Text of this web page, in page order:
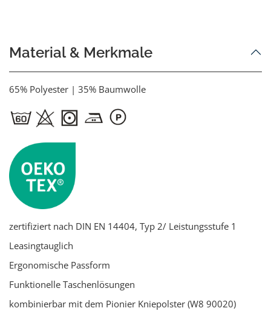
Material & Merkmale
65% Polyester | 35% Baumwolle
zertifiziert nach DIN EN 14404, Typ 2/ Leistungsstufe 1
Leasingtauglich
Ergonomische Passform
Funktionelle Taschenlösungen
kombinierbar mit dem Pionier Kniepolster (W8 90020)